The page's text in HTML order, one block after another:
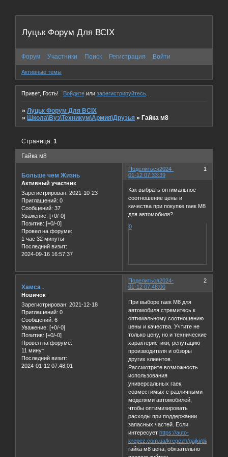
Луцьк Форум Для ВСІХ
Форум Участники Поиск Регистрация Войти
Активные темы
Привет, Гость! Войдитеили зарегистрируйтесь.
»Луцьк Форум Для ВСІХ
»Школа\Вуз\Техникум\Армия\Друзья »Гайка м8
Гайка м8
Страница:1
Поделиться 1
2024-
01-12 07:33:39
Больше чем Жизнь
Активный участник
Зарегистрирован: 2021-10-23
Приглашений: 0
Сообщений: 37
Уважение: [+0/-0]
Позитив: [+0/-0]
Провел на форуме:
1 час 32 минуты
Последний визит:
2024-09-16 16:57:37
Как выбрать оптимальное
соотношение цены и
качества при покупке гаек М8
для автомобиля?
0
Поделиться 2
2024-
01-12 07:48:00
Хамса .
Новичок
Зарегистрирован: 2021-12-18
Приглашений: 0
Сообщений: 6
Уважение: [+0/-0]
Позитив: [+0/-0]
Провел на форуме:
11 минут
Последний визит:
2024-01-12 07:48:01
При выборе гаек М8 для
автомобиля стремитесь к
оптимальному соотношению
цены и качества. Учтите не
только цену, но и технические
характеристики, репутацию
производителя и обзоры
других клиентов.
Рассмотрите возможность
использования
универсальных гаек,
совместимых с различными
моделями автомобилей,
чтобы оптимизировать
расходы при поддержании
запасных частей. Если
интересуетhttps://auto-
krepez.com.ua/krepezh/gajki/diametr/8/
гайка м8 цена, обязательно